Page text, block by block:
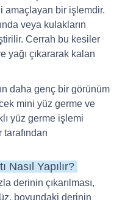
amaçlayan bir işlemdir.
veya kulakların
Cerrah bu kesiler
yağı çıkararak kalan
daha genç bir görünüm
mini yüz germe ve
yüz germe işlemi
Nasıl Yapılır?
derinin çıkarılması,
boyundaki derinin